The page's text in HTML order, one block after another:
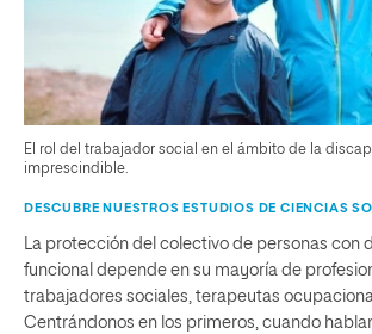
El rol del trabajador social en el ámbito de la
imprescindible.
DESCUBRE NUESTROS ESTUDIOS DE CIENCIAS
La protección del colectivo de personas con
funcional depende en su mayoría de
trabajadores sociales, terapeutas
Centrándonos en los primeros, cuando